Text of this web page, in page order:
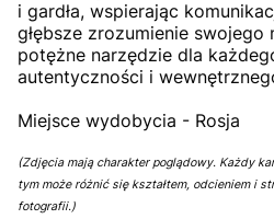
i gardła, wspierając
głębsze zrozumienie swojego
potężne narzędzie dla
autentyczności i
Miejsce wydobycia - Rosja
(Zdjęcia mają charakter poglądowy. Każdy
tym może różnić się kształtem, odcieniem i
fotografii.)